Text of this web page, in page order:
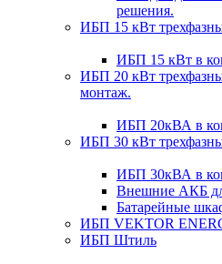
решения.
ИБП 15 кВт
ИБП 15 кВт в
ИБП 20 кВт
монтаж.
ИБП 20кВА в
ИБП 30 кВт
ИБП 30кВА в
Внешние АКБ
Батарейные
ИБП VEKTOR
ИБП Штиль